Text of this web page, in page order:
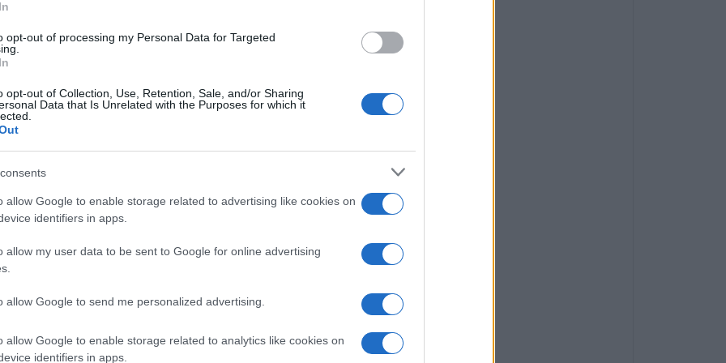
opt-out of processing my Personal Data for Targeted
opt-out of Collection, Use, Retention, Sale, and/or Sharing
Data that Is Unrelated with the Purposes for which it
allow Google to enable storage related to advertising like cookies on
identifiers in apps.
allow my user data to be sent to Google for online advertising
allow Google to send me personalized advertising.
allow Google to enable storage related to analytics like cookies on
identifiers in apps.
να μη μπλέξουμε με νέες μελέτες, που
προδιαγραφές. (…)».
Β/Ν έργο εντάχθηκε στο ΕΣΠΑ 2014-2020 από
απέτυχε να το προωθήσει
μία το 2023, ο αρμόδιος αντιπεριφερειάρχης
συνέβη.
στην οποία οδηγείτε την υλοποίηση του έργου;